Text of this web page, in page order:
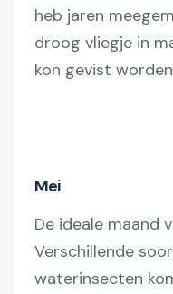
heb jaren
droog vliegje in
kon gevist
Mei
De ideale maand
Verschillende
waterinsecten